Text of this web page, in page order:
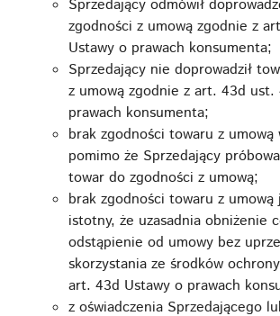
Sprzedający odmówił
zgodności z umową zgodnie z
Ustawy o prawach konsumenta;
Sprzedający nie doprowadził
z umową zgodnie z art. 43d ust.
prawach konsumenta;
brak zgodności towaru z
pomimo że Sprzedający
towar do zgodności z umową;
brak zgodności towaru z
istotny, że uzasadnia obniżenie
odstąpienie od umowy bez
skorzystania ze środków
art. 43d Ustawy o prawach
z oświadczenia Sprzedającego